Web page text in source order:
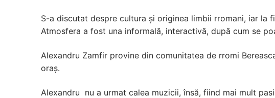
S-a discutat despre cultura și originea limbii rromani, iar la
Atmosfera a fost una informală, interactivă, după cum se
Alexandru Zamfir provine din comunitatea de rromi
oraș.
Alexandru nu a urmat calea muzicii, însă, fiind mai mult